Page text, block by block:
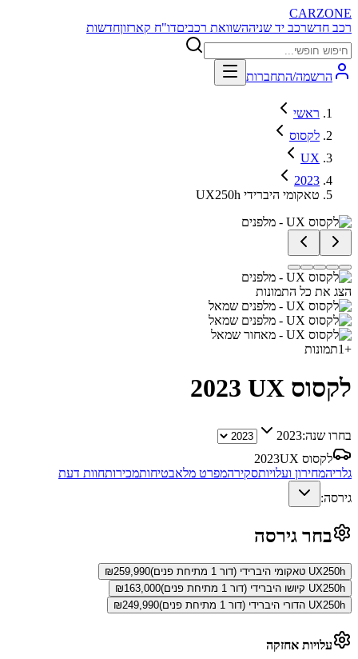
CARZONE
רכב חדשרכב יד שניההשוואת רכביםדו"ח קארזוןחדשות
הרשמה/התחברות
ראשי
לקסוס
UX
2023
UX250h טאקומי היברידי
הצג את כל התמונות
+
1תמונות
לקסוס UX 2023
בחרו שנה:2023
לקסוס UX
2023
גלריהמחירון ועלויותסקירהמפרט מלאבטיחותמכירותחוות דעת
גירסה:
בחר גירסה
UX250h טאקומי היברידי (דור 1 מתיחת פנים) ₪259,990
UX250h קיושו היברידי (דור 1 מתיחת פנים)
₪163,000
UX250h הדורי היברידי (דור 1 מתיחת פנים)
₪249,990
עלויות אחזקה